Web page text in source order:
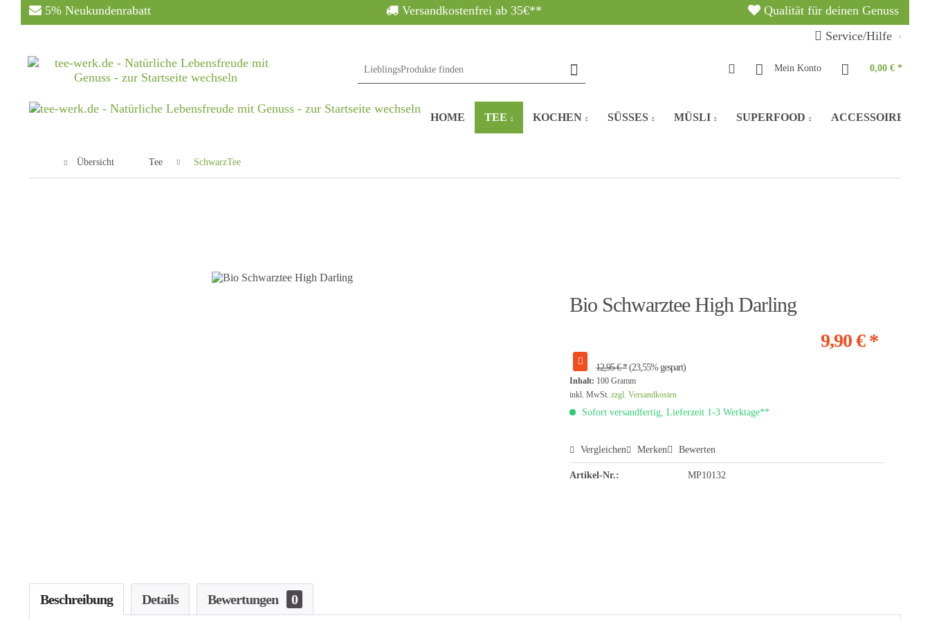
5% Neukundenrabatt Versandkostenfrei ab 35€**
Qualität für deinen Genuss
Service/Hilfe
Mein Konto 0,00 € *
HOME TEE KOCHEN SÜSSES MÜSLI SUPERFOOD ACCESSOIRES
Übersicht Tee SchwarzTee
Bio Schwarztee High Darling
9,90 € *
12,95 € * (23,55% gespart)
Inhalt: 100 Gramm
inkl. MwSt.zzgl. Versandkosten
Sofort versandfertig, Lieferzeit 1-3 Werktage**
Vergleichen Merken Bewerten
Artikel-Nr.: MP10132
Beschreibung Details Bewertungen 0